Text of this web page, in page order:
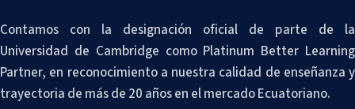
Contamos con la designación oficial de parte de la
Universidad de Cambridge como Platinum Better Learning
Partner, en reconocimiento a nuestra calidad de enseñanza y
trayectoria de más de 20 años en el mercado Ecuatoriano.